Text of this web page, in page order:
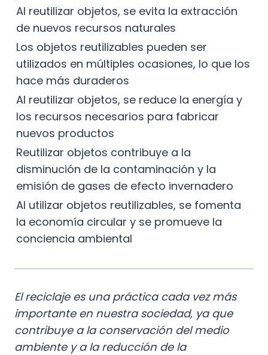
Al reutilizar objetos, se evita la extracción
de nuevos recursos naturales
Los objetos reutilizables pueden ser
utilizados en múltiples ocasiones, lo que los
hace más duraderos
Al reutilizar objetos, se reduce la energía y
los recursos necesarios para fabricar
nuevos productos
Reutilizar objetos contribuye a la
disminución de la contaminación y la
emisión de gases de efecto invernadero
Al utilizar objetos reutilizables, se fomenta
la economía circular y se promueve la
conciencia ambiental
El reciclaje es una práctica cada vez más
importante en nuestra sociedad, ya que
contribuye a la conservación del medio
ambiente y a la reducción de la